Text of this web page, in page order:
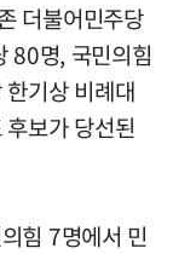
더불어민주당
80명, 국민의힘
기상 비례대
보가 당선된
힘 7명에서 민